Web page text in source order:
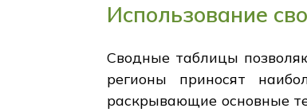
Использование
Сводные таблицы
регионы приносят
раскрывающие основные